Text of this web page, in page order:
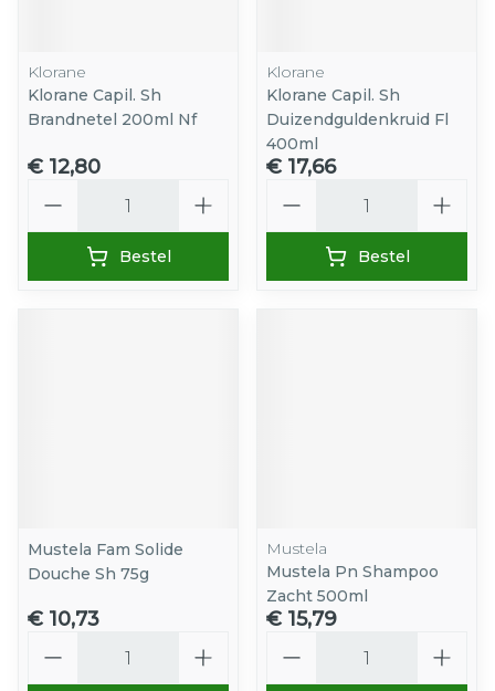
Klorane
Klorane Capil. Sh
Brandnetel 200ml Nf
€ 12,80
Bestel
Klorane
Klorane Capil. Sh
Duizendguldenkruid Fl
400ml
€ 17,66
Bestel
Mustela Fam Solide
Douche Sh 75g
€ 10,73
Mustela
Mustela Pn Shampoo
Zacht 500ml
€ 15,79